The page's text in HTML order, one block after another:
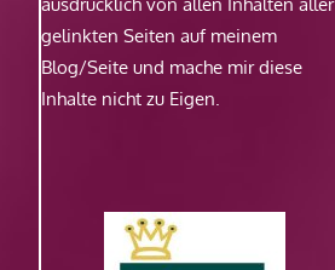
gelinkten Seiten auf meinem
Blog/Seite und mache mir diese
Inhalte nicht zu Eigen.